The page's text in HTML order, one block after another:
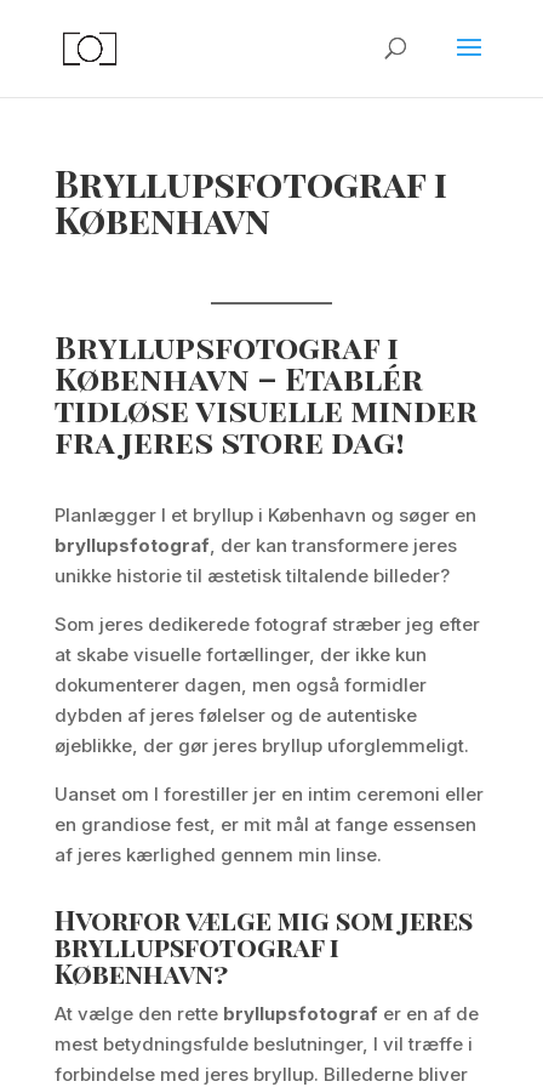
Bryllupsfotograf i
København
Bryllupsfotograf i
København – Etablér
tidløse visuelle minder
fra jeres store dag!
Planlægger I et bryllup i København og søger en
bryllupsfotograf, der kan transformere jeres
unikke historie til æstetisk tiltalende billeder?
Som jeres dedikerede fotograf stræber jeg efter
at skabe visuelle fortællinger, der ikke kun
dokumenterer dagen, men også formidler
dybden af jeres følelser og de autentiske
øjeblikke, der gør jeres bryllup uforglemmeligt.
Uanset om I forestiller jer en intim ceremoni eller
en grandiose fest, er mit mål at fange essensen
af jeres kærlighed gennem min linse.
Hvorfor vælge mig som jeres
bryllupsfotograf i
København?
At vælge den rette bryllupsfotograf er en af de
mest betydningsfulde beslutninger, I vil træffe i
forbindelse med jeres bryllup. Billederne bliver